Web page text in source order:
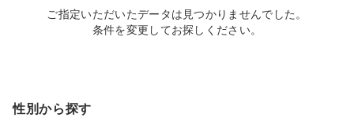
ご指定いただいたデータは見つかりませんでした。
条件を変更してお探しください。
性別から探す